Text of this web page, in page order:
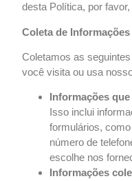
desta Política, por
Coleta de
Coletamos as
você visita ou usa
Informações
Isso inclui
formulários,
número de
escolhe nos
Informações